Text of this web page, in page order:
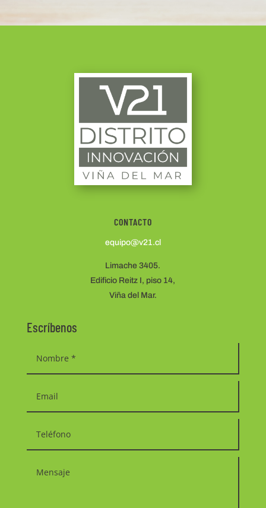
CONTACTO
equipo@v21.cl
Limache 3405.
Edificio Reitz I, piso 14,
Viña del Mar.
Escríbenos